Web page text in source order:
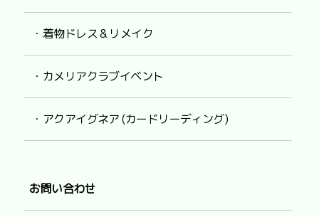
・着物ドレス & リメイク
・カメリアクラブイベント
・アクアイグネア (カードリーディング)
お問い合わせ